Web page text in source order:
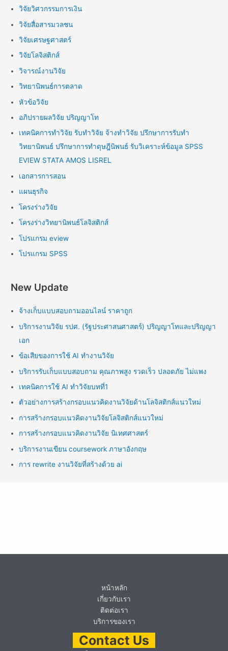
วิจัยวิศวกรรมการเงิน
วิจัยสื่อสารมวลชน
วิจัยเศรษฐศาสตร์
วิจัยโลจิสติกส์
วิจารณ์งานวิจัย
วิทยานิพนธ์การตลาด
หัวข้อวิจัย
อภิปรายผลวิจัย ปริญญาโท
เทคนิคการทำวิจัย รับทำวิจัย จ้างทำวิจัย ปรึกษาการรับทำ
วิทยานิพนธ์ ปรึกษาการทำดุษฎีนิพนธ์ รับวิเคราะห์ข้อมูล SPSS
EVIEW STATA AMOS LISREL
เอกสารการสอน
แผนธุรกิจ
โครงร่างวิจัย
โครงร่างวิทยานิพนธ์โลจิสติกส์
โปรแกรม eview
โปรแกรม SPSS
New Update
จ้างเก็บแบบสอบถามออนไลน์ ราคาถูก
บริการงานวิจัย รปศ. (รัฐประศาสนศาสตร์) ปริญญาโทและปริญญา
เอก
ข้อเสียของการใช้ AI ทำงานวิจัย
บริการรับเก็บแบบสอบถาม คุณภาพสูง รวดเร็ว ปลอดภัย ไม่แพง
เทคนิคการใช้ AI ทำวิจัยบทที่1
ตัวอย่างการสร้างกรอบแนวคิดงานวิจัยด้านโลจิสติกส์แนวใหม่
การสร้างกรอบแนวคิดงานวิจัยโลจิสติกส์แนวใหม่
การสร้างกรอบแนวคิดงานวิจัย นิเทศศาสตร์
บริการงานเขียน coursework ภาษาอังกฤษ
การ rewrite งานวิจัยที่สร้างด้วย ai
หน้าหลัก
เกี่ยวกับเรา
ติดต่อเรา
บริการของเรา
Contact Us